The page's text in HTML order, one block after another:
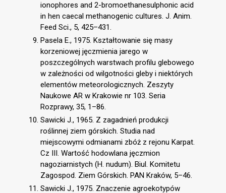
ionophores and 2-bromoethanesulphonic acid
in hen caecal methanogenic cultures. J. Anim.
Feed Sci., 5, 425–431.
Pasela E., 1975. Kształtowanie się masy
korzeniowej jęczmienia jarego w
poszczególnych warstwach profilu glebowego
w zależności od wilgotności gleby i niektórych
elementów meteorologicznych. Zeszyty
Naukowe AR w Krakowie nr 103. Seria
Rozprawy, 35, 1–86.
Sawicki J., 1965. Z zagadnień produkcji
roślinnej ziem górskich. Studia nad
miejscowymi odmianami zbóż z rejonu Karpat.
Cz III. Wartość hodowlana jęczmion
nagoziarnistych (H. nudum). Biul. Komitetu
Zagospod. Ziem Górskich. PAN Kraków, 5–46.
Sawicki J., 1975. Znaczenie agroekotypów